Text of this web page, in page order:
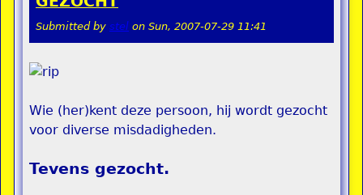
Submitted by stel on Sun, 2007-07-29 11:41
Wie (her)kent deze persoon, hij wordt gezocht
voor diverse misdadigheden.
Tevens gezocht.